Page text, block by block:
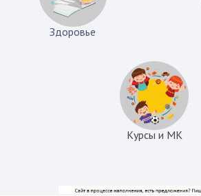
Здоровье
Курсы и МК